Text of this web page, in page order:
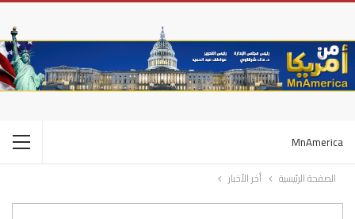
MnAmerica
الصفحة الرئيسية أخر الأخبار